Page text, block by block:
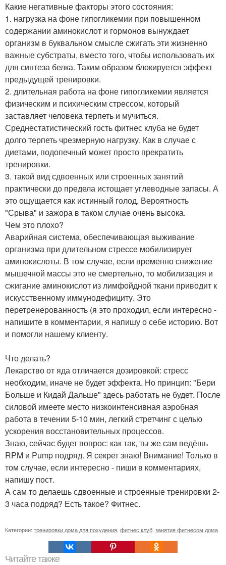
Какие негативные факторы этого состояния:
1. нагрузка на фоне гипогликемии при повышенном
содержании аминокислот и гормонов вынуждает
организм в буквальном смысле сжигать эти жизненно
важные субстраты, вместо того, чтобы использовать их
для синтеза белка. Таким образом блокируется эффект
предыдущей тренировки.
2. длительная работа на фоне гипогликемии является
физическим и психическим стрессом, который
заставляет человека терпеть и мучиться.
Среднестатистический гость фитнес клуба не будет
долго терпеть чрезмерную нагрузку. Как в случае с
диетами, подопечный может просто прекратить
тренировки.
3. такой вид сдвоенных или строенных занятий
практически до предела истощает углеводные запасы. А
это ощущается как истинный голод. Вероятность
"Срыва" и зажора в таком случае очень высока.
Чем это плохо?
Аварийная система, обеспечивающая выживание
организма при длительном стрессе мобилизирует
аминокислоты. В том случае, если временно снижение
мышечной массы это не смертельно, то мобилизация и
сжигание аминокислот из лимфойдной ткани приводит к
искусственному иммунодефициту. Это
перетренерованность (я это проходил, если интересно -
напишите в комментарии, я напишу о себе историю. Вот
и помогли нашему клиенту.
Что делать?
Лекарство от яда отличается дозировкой: стресс
необходим, иначе не будет эффекта. Но принцип: "Бери
Больше и Кидай Дальше" здесь работать не будет. После
силовой имеете место низкоинтенсивная аэробная
работа в течении 5-10 мин, легкий стретчинг с целью
ускорения восстановительных процессов.
Знаю, сейчас будет вопрос: как так, ты же сам ведёшь
RPM и Pump подряд. Я секрет знаю! Внимание! Только в
том случае, если интересно - пиши в комментариях,
напишу пост.
А сам то делаешь сдвоенные и строенные тренировки 2-
3 часа подряд? Есть такое? Фитнес.
Категории: тренировки дома для похудения фитнес клуб занятия фитнесом дома
Читайте также